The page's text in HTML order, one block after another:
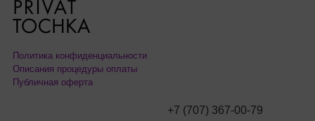
Политика конфиденциальности
Описания процедуры оплаты
Публичная оферта
+7 (707) 367-00-79